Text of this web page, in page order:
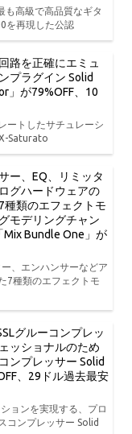
高級で高品質なギタ
を再現した公認
路を正確にエミュ
プラグイン Solid
」が79%OFF、10
ートしたサチュレーシ
Saturato
ー、EQ、リミッタ
グハードウェアの
類のエフェクトモ
モデリングチャン
Mix Bundle One」が
、エンハンサーなどア
7種類のエフェクトモ
グルーコンプレッ
ッショナルのため
ンプレッサー Solid
、29ドル過去最安
ョンを実現する、プロ
コンプレッサー Solid